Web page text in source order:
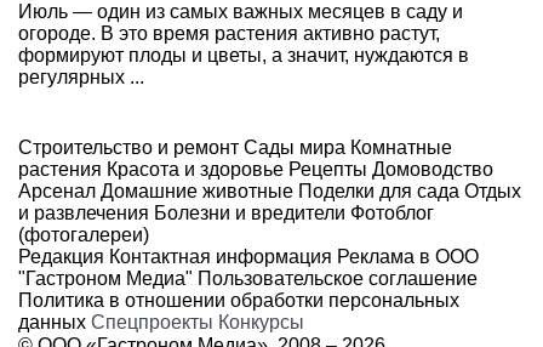
Июль — один из самых важных месяцев в саду и
огороде. В это время растения активно растут,
формируют плоды и цветы, а значит, нуждаются в
регулярных ...
Строительство и ремонт Сады мира Комнатные
растения Красота и здоровье Рецепты Домоводство
Арсенал Домашние животные Поделки для сада Отдых
и развлечения Болезни и вредители Фотоблог
(фотогалереи)
Редакция Контактная информация Реклама в ООО
"Гастроном Медиа" Пользовательское соглашение
Политика в отношении обработки персональных
данных Спецпроекты Конкурсы